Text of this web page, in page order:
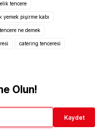
tencere
yemek pişirme kabı
ne demek
catering tenceresi
Olun!
Kaydet